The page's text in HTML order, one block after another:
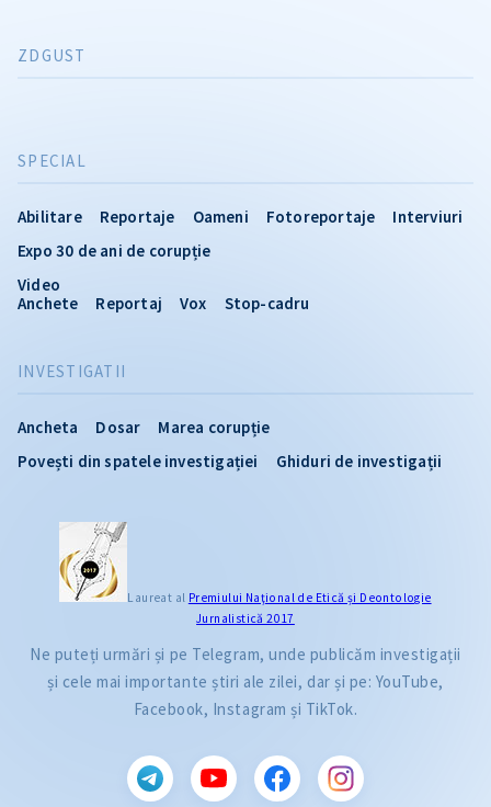
INVESTIGATII
Ancheta Dosar
Marea corupție
Povești din spatele investigației
Ghiduri de investigații
SPECIAL
Abilitare Reportaje Oameni Fotoreportaje
Interviuri
Expo 30 de ani de corupție
Video
Anchete
Reportaj Vox Stop-cadru
ZDGUST
Laureat al Premiului Naţional de Etică și Deontologie
Jurnalistică 2017
Ne puteți urmări și pe Telegram, unde publicăm investigații
și cele mai importante știri ale zilei, dar și pe: YouTube,
Facebook, Instagram și TikTok.